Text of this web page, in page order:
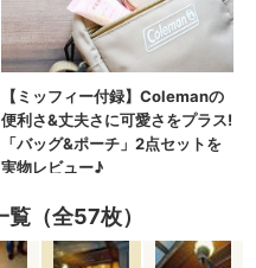
（全57枚）